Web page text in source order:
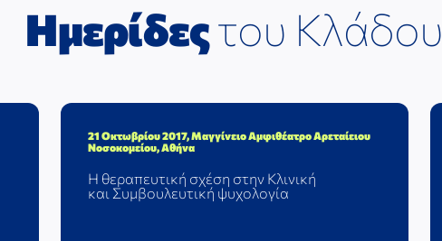
Ημερίδεςτου Κλάδου
21 Οκτωβρίου 2017, Μαγγίνειο Αμφιθέατρο Αρεταίειου
Νοσοκομείου, Αθήνα
Η θεραπευτική σχέση στην Κλινική
και Συμβουλευτική ψυχολογία